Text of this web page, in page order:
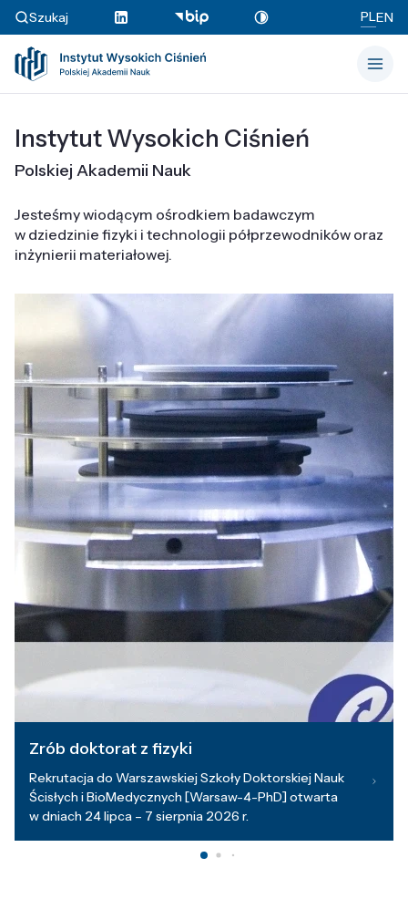
Szukaj PLEN
Instytut Wysokich Ciśnień
Polskiej Akademii Nauk
Jesteśmy wiodącym ośrodkiem badawczym
w dziedzinie fizyki i technologii półprzewodników oraz
inżynierii materiałowej.
Zrób doktorat z fizyki
Rekrutacja do Warszawskiej Szkoły Doktorskiej Nauk
Ścisłych i BioMedycznych [Warsaw-4-PhD] otwarta
w dniach 24 lipca – 7 sierpnia 2026 r.